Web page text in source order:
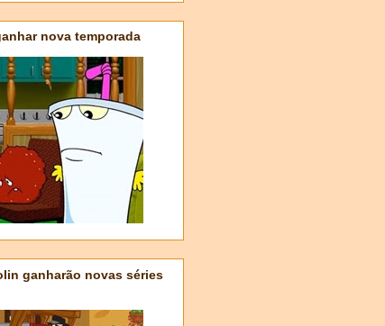
nova temporada
ganharão novas séries